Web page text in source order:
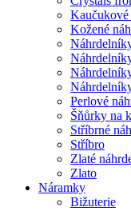
Kožené
Perlové
Šňůrky na
Stříbrné
Stříbro
Zlaté
Zlato
Náramky
Bižuterie